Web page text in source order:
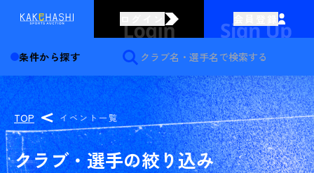
条件から探す
TOP イベント一覧
クラブ・選手の絞り込み